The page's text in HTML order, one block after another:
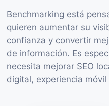
Benchmarking está
quieren aumentar su
confianza y convertir
de información. Es
necesita mejorar SEO
digital, experiencia